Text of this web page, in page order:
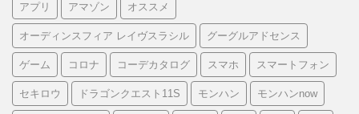
アプリ アマゾン オススメ
オーディンスフィア レイヴスラシル グーグルアドセンス
ゲーム コロナ コーデカタログ スマホ スマートフォン
セキロウ ドラゴンクエスト11S モンハン モンハンnow